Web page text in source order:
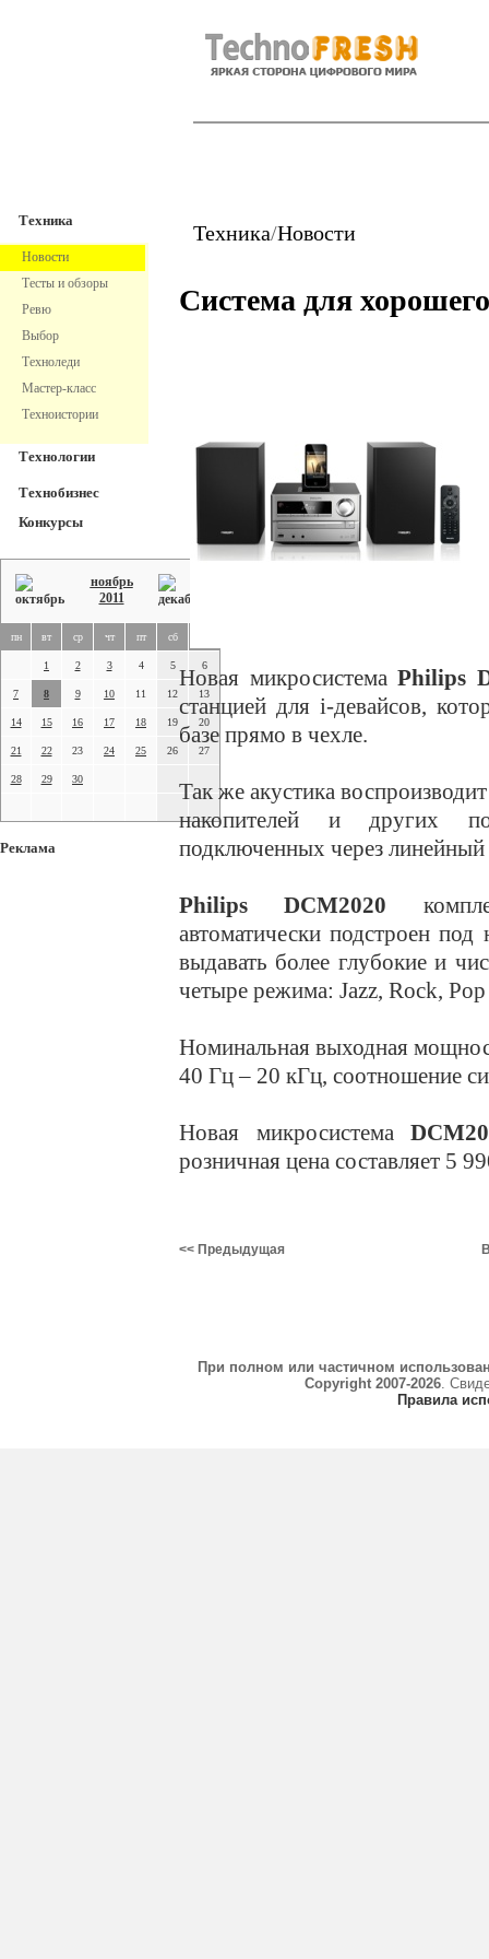
Техника
Новости
Тесты и обзоры
Ревю
Выбор
Техноледи
Мастер-класс
Техноистории
Технологии
Технобизнес
Конкурсы
ноябрь
2011
пн вт ср чт пт сб
1 2 3 4 5 6
7 8 9 10 11 12 13
14 15 16 17 18 19 20
21 22 23 24 25 26 27
28 29 30
Реклама
Техника/Новости
Система для
Новая микросистема Philips
станцией для i-девайсов,
базе прямо в чехле.
Так же акустика
накопителей и других
подключенных через линейный
Philips DCM2020
автоматически подстроен
выдавать более глубокие и
четыре режима: Jazz, Rock,
Номинальная выходная
40 Гц – 20 кГц, соотношение
Новая микросистема
розничная цена составляет 5
<< Предыдущая
При полном или частичном
Copyright 2007-2026.
Правила